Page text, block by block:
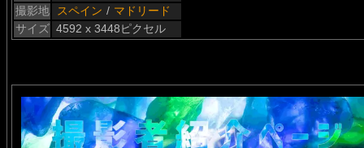
撮影地
スペイン / マドリード
サイズ 4592 x 3448ピクセル